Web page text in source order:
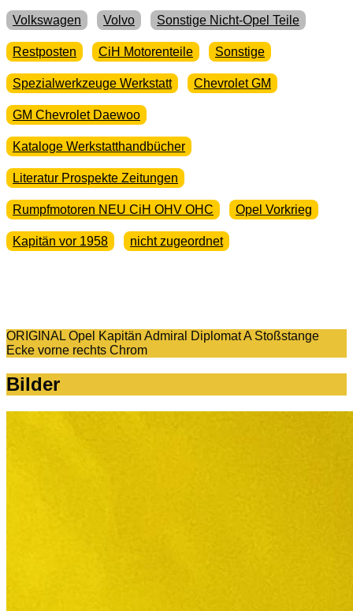
Volkswagen Volvo Sonstige Nicht-Opel Teile
Restposten CiH Motorenteile Sonstige
Spezialwerkzeuge Werkstatt Chevrolet GM
GM Chevrolet Daewoo
Kataloge Werkstatthandbücher
Literatur Prospekte Zeitungen
Rumpfmotoren NEU CiH OHV OHC Opel Vorkrieg
Kapitän vor 1958 nicht zugeordnet
ORIGINAL Opel Kapitän Admiral Diplomat A Stoßstange
Ecke vorne rechts Chrom
Bilder